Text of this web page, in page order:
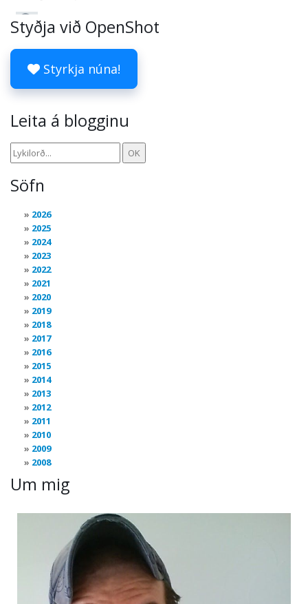
Styðja við OpenShot
Styrkja núna!
Leita á blogginu
Söfn
2026
2025
2024
2023
2022
2021
2020
2019
2018
2017
2016
2015
2014
2013
2012
2011
2010
2009
2008
Um mig